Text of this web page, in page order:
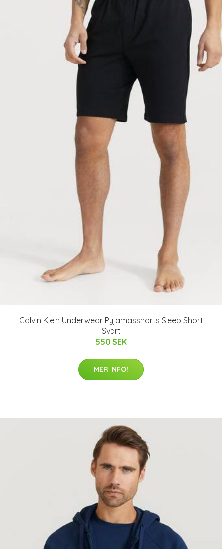
Calvin Klein Underwear Pyjamasshorts Sleep Short
Svart
550 SEK
MER INFO!